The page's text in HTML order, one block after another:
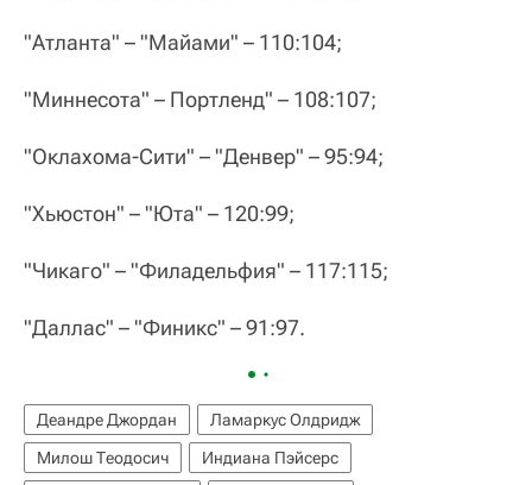
"Атланта" – "Майами" – 110:104;
"Миннесота" – Портленд" – 108:107;
"Оклахома-Сити" – "Денвер" – 95:94;
"Хьюстон" – "Юта" – 120:99;
"Чикаго" – "Филадельфия" – 117:115;
"Даллас" – "Финикс" – 91:97.
Деандре Джордан
Ламаркус Олдридж
Милош Теодосич
Индиана Пэйсерс